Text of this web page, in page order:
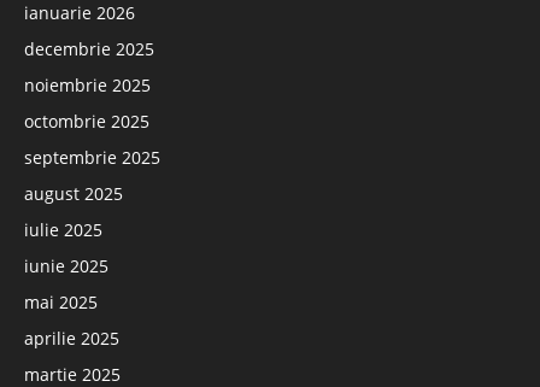
ianuarie 2026
decembrie 2025
noiembrie 2025
octombrie 2025
septembrie 2025
august 2025
iulie 2025
iunie 2025
mai 2025
aprilie 2025
martie 2025